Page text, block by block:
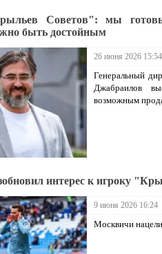
Советов": мы
быть достойным
26 июня 2026 15:54
Генеральный
Джабраилов
возможным
интерес к игроку
9 июня 2026 16:24
Москвичи